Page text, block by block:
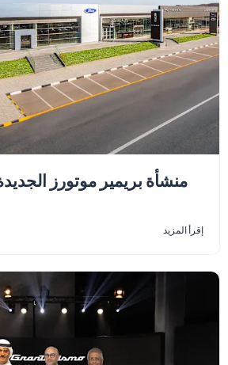
منشأة بريمير موتورز
إقرأ المزيد